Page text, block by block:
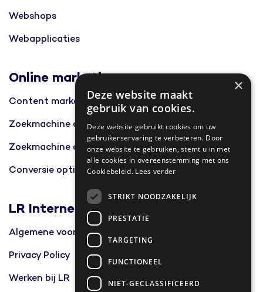
Webshops
Webapplicaties
Online marketing
Content marketing
Zoekmachine optimalisatie
Zoekmachine advertising
Conversie optimalisatie
LR Internet
Algemene voorwaarden
Privacy Policy
Werken bij LR
×
Deze website maakt
gebruik van cookies.
Deze website gebruikt cookies om uw
gebruikerservaring te verbeteren. Door
onze website te gebruiken, stemt u in met
alle cookies in overeenstemming met ons
Cookiebeleid. Lees verder
STRIKT NOODZAKELIJK
PRESTATIE
TARGETING
FUNCTIONEEL
NIET-GECLASSIFICEERD